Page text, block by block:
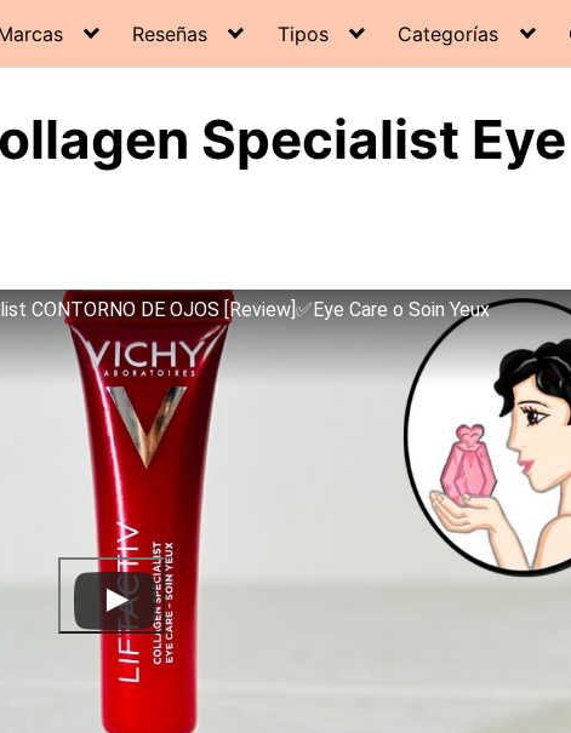
Reseñas Tipos Categorías
Specialist Eye
CONTORNO DE OJOS [Review]✅Eye Care o Soin Yeux